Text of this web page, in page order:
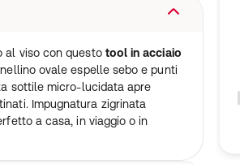
al viso con questo tool in acciaio
ovale espelle sebo e punti
sottile micro-lucidata apre
Impugnatura zigrinata
a casa, in viaggio o in